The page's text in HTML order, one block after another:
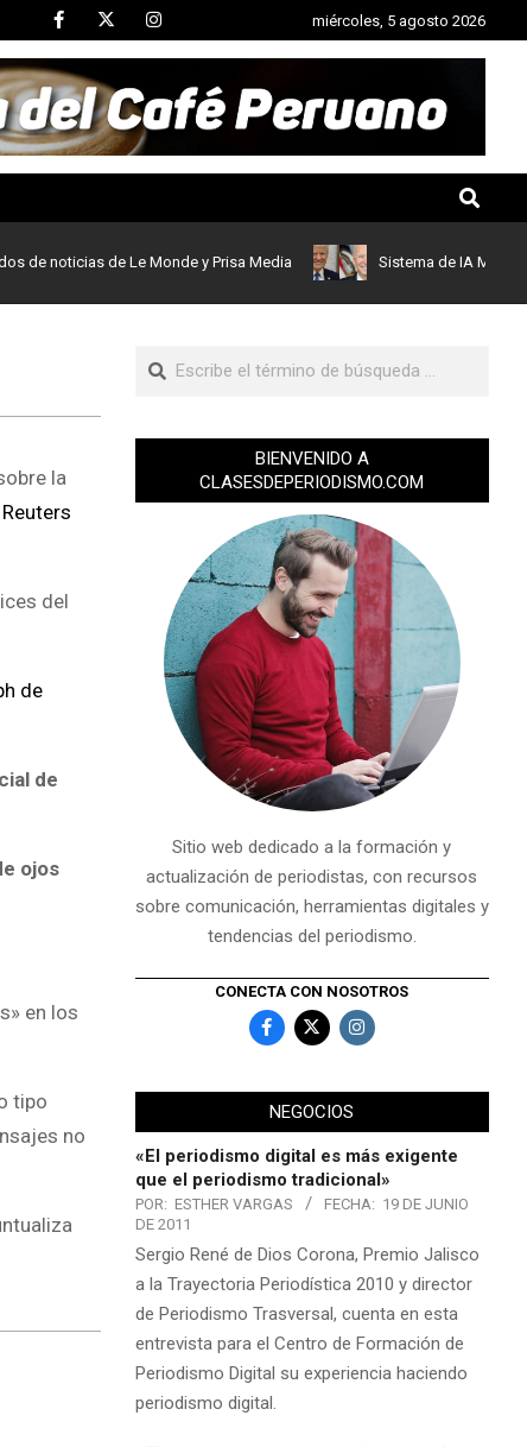
miércoles, 5 agosto 2026
de Le Monde y Prisa Media Sistema de IA Midjourney
la
Reuters
del
de
de
ojos
en los
tipo
no
BIENVENIDO A
CLASESDEPERIODISMO.COM
Sitio web dedicado a la formación y
actualización de periodistas, con recursos
sobre comunicación, herramientas digitales y
tendencias del periodismo.
CONECTA CON NOSOTROS
NEGOCIOS
«El periodismo digital es más exigente
que el periodismo tradicional»
POR: ESTHER VARGAS FECHA: 19 DE JUNIO
DE 2011
Sergio René de Dios Corona, Premio Jalisco
a la Trayectoria Periodística 2010 y director
de Periodismo Trasversal, cuenta en esta
entrevista para el Centro de Formación de
Periodismo Digital su experiencia haciendo
periodismo digital.